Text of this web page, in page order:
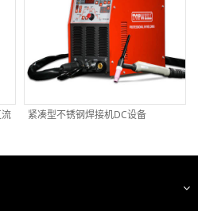
紧凑型不锈钢焊接机DC设备